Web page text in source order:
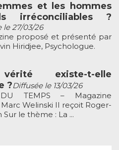
et les hommes
irréconciliables ?
le 27/03/26
proposé et présenté par
Hiridjee, Psychologue.
existe-t-elle
?Diffusée le 13/03/26
DU TEMPS – Magazine
Welinski Il reçoit Roger-
le thème : La ...